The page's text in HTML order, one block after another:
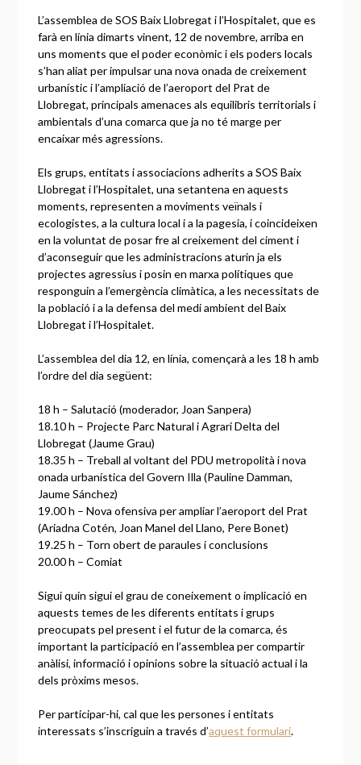
L’assemblea de SOS Baix Llobregat i l’Hospitalet, que es
farà en línia dimarts vinent, 12 de novembre, arriba en
uns moments que el poder econòmic i els poders locals
s’han aliat per impulsar una nova onada de creixement
urbanístic i l’ampliació de l’aeroport del Prat de
Llobregat, principals amenaces als equilibris territorials i
ambientals d’una comarca que ja no té marge per
encaixar més agressions.
Els grups, entitats i associacions adherits a SOS Baix
Llobregat i l’Hospitalet, una setantena en aquests
moments, representen a moviments veïnals i
ecologistes, a la cultura local i a la pagesia, i coincideixen
en la voluntat de posar fre al creixement del ciment i
d’aconseguir que les administracions aturin ja els
projectes agressius i posin en marxa polítiques que
responguin a l’emergència climàtica, a les necessitats de
la població i a la defensa del medi ambient del Baix
Llobregat i l’Hospitalet.
L’assemblea del dia 12, en línia, començarà a les 18 h amb
l’ordre del dia següent:
18 h – Salutació (moderador, Joan Sanpera)
18.10 h – Projecte Parc Natural i Agrari Delta del
Llobregat (Jaume Grau)
18.35 h – Treball al voltant del PDU metropolità i nova
onada urbanística del Govern Illa (Pauline Damman,
Jaume Sánchez)
19.00 h – Nova ofensiva per ampliar l’aeroport del Prat
(Ariadna Cotén, Joan Manel del Llano, Pere Bonet)
19.25 h – Torn obert de paraules i conclusions
20.00 h – Comiat
Sigui quin sigui el grau de coneixement o implicació en
aquests temes de les diferents entitats i grups
preocupats pel present i el futur de la comarca, és
important la participació en l’assemblea per compartir
anàlisi, informació i opinions sobre la situació actual i la
dels pròxims mesos.
Per participar-hi, cal que les persones i entitats
interessats s’inscriguin a través d’aquest formulari.